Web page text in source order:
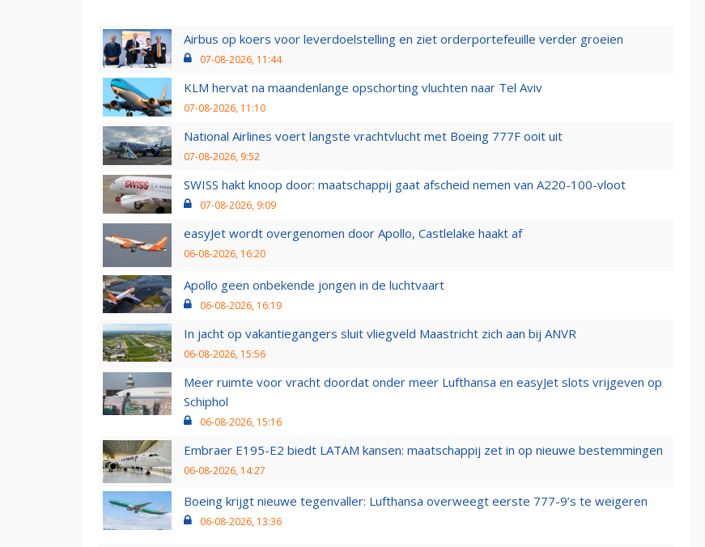
Airbus op koers voor leverdoelstelling en ziet orderportefeuille verder groeien
07-08-2026, 11:44
KLM hervat na maandenlange opschorting vluchten naar Tel Aviv
07-08-2026, 11:10
National Airlines voert langste vrachtvlucht met Boeing 777F ooit uit
07-08-2026, 9:52
SWISS hakt knoop door: maatschappij gaat afscheid nemen van A220-100-vloot
07-08-2026, 9:09
easyJet wordt overgenomen door Apollo, Castlelake haakt af
06-08-2026, 16:20
Apollo geen onbekende jongen in de luchtvaart
06-08-2026, 16:19
In jacht op vakantiegangers sluit vliegveld Maastricht zich aan bij ANVR
06-08-2026, 15:56
Meer ruimte voor vracht doordat onder meer Lufthansa en easyJet slots vrijgeven op
Schiphol
06-08-2026, 15:16
Embraer E195-E2 biedt LATAM kansen: maatschappij zet in op nieuwe bestemmingen
06-08-2026, 14:27
Boeing krijgt nieuwe tegenvaller: Lufthansa overweegt eerste 777-9’s te weigeren
06-08-2026, 13:36